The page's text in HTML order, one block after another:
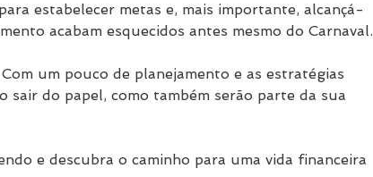
estabelecer metas e, mais importante, alcançá-
acabam esquecidos antes mesmo do Carnaval.
um pouco de planejamento e as estratégias
sair do papel, como também serão parte da sua
e descubra o caminho para uma vida financeira